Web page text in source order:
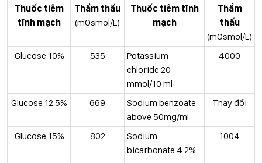
Thuốc tiêm
tĩnh mạch
Thẩm thấu
(mOsmol/L)
Thuốc tiêm tĩnh
mạch
Thẩm
thấu
(mOsmol/L)
Glucose 10%
535
Potassium
chloride 20
mmol/10 ml
4000
Glucose 12.5% 669
Sodium benzoate
above 50mg/ml
Thay đổi
Glucose 15% 802
Sodium
bicarbonate 4.2%
1004